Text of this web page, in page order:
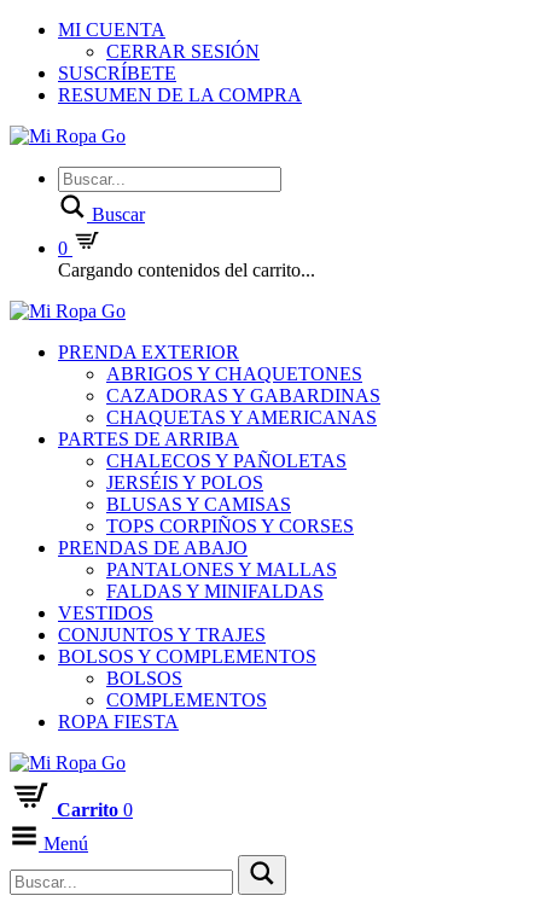
MI CUENTA
CERRAR SESIÓN
SUSCRÍBETE
RESUMEN DE LA COMPRA
Buscar
0
Cargando contenidos del carrito...
PRENDA EXTERIOR
ABRIGOS Y CHAQUETONES
CAZADORAS Y GABARDINAS
CHAQUETAS Y AMERICANAS
PARTES DE ARRIBA
CHALECOS Y PAÑOLETAS
JERSÉIS Y POLOS
BLUSAS Y CAMISAS
TOPS CORPIÑOS Y CORSES
PRENDAS DE ABAJO
PANTALONES Y MALLAS
FALDAS Y MINIFALDAS
VESTIDOS
CONJUNTOS Y TRAJES
BOLSOS Y COMPLEMENTOS
BOLSOS
COMPLEMENTOS
ROPA FIESTA
Carrito 0
Menú